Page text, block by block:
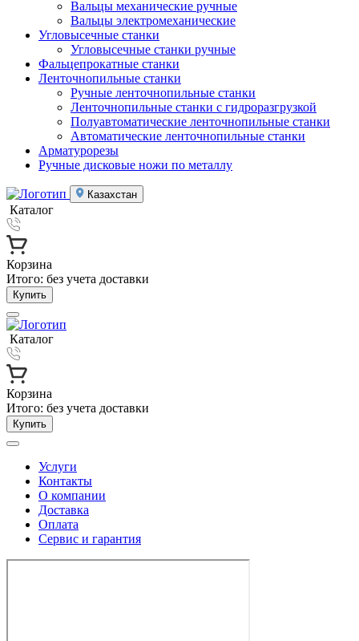
Вальцы механические ручные
Вальцы электромеханические
Угловысечные станки
Угловысечные станки ручные
Фальцепрокатные станки
Ленточнопильные станки
Ручные ленточнопильные станки
Ленточнопильные станки с гидроразгрузкой
Полуавтоматические ленточнопильные станки
Автоматические ленточнопильные станки
Арматурорезы
Ручные дисковые ножи по металлу
Казахстан
Каталог
Корзина
Итого: без учета доставки
Купить
Каталог
Корзина
Итого: без учета доставки
Купить
Услуги
Контакты
О компании
Доставка
Оплата
Сервис и гарантия